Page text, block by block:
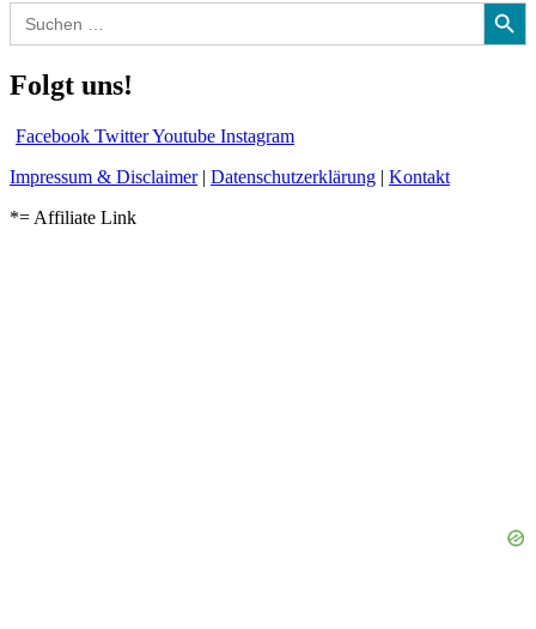
Search
for:
Folgt uns!
Facebook TwitterYoutube Instagram
Impressum & Disclaimer| Datenschutzerklärung | Kontakt
*= Affiliate Link